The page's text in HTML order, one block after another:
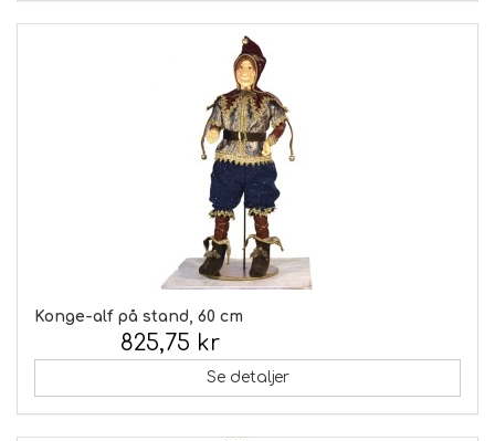
Konge-alf på stand, 60 cm
825,75 kr
Se detaljer